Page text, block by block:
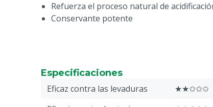
Refuerza el proceso natural de
Conservante potente
Especificaciones
Eficaz contra las levaduras
★★✩✩✩